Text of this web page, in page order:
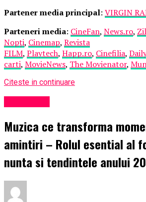
Partener media principal: VIRGIN
Parteneri media: CineFan, News.ro,
Nopți, Cinemap, Revista
FILM, Playtech, Happ.ro, Cinefilia,
carti, MovieNews, The Movienator,
Citeste in continuare
Muzica ce transforma
amintiri – Rolul esential al
nunta si tendintele anului